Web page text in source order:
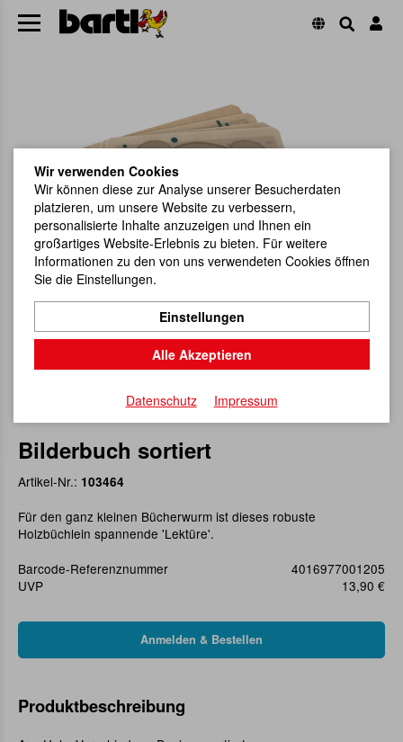
Bilderbuch sortiert
Artikel-Nr.: 103464
Für den ganz kleinen Bücherwurm ist dieses robuste
Holzbüchlein spannende 'Lektüre'.
Barcode-Referenznummer
4016977001205
UVP
13,90 €
Produktbeschreibung
Wir verwenden Cookies
Wir können diese zur Analyse unserer Besucherdaten
platzieren, um unsere Website zu verbessern,
personalisierte Inhalte anzuzeigen und Ihnen ein
großartiges Website-Erlebnis zu bieten. Für weitere
Informationen zu den von uns verwendeten Cookies öffnen
Sie die Einstellungen.
Einstellungen
Alle Akzeptieren
Datenschutz Impressum